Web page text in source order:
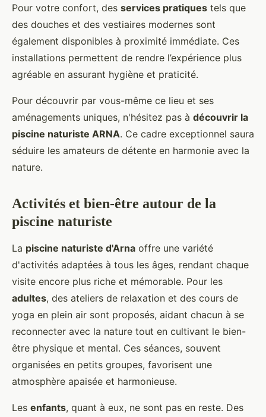
Pour votre confort, des services pratiques tels que
des douches et des vestiaires modernes sont
également disponibles à proximité immédiate. Ces
installations permettent de rendre l’expérience plus
agréable en assurant hygiène et praticité.
Pour découvrir par vous-même ce lieu et ses
aménagements uniques, n'hésitez pas à découvrir la
piscine naturiste ARNA. Ce cadre exceptionnel saura
séduire les amateurs de détente en harmonie avec la
nature.
Activités et bien-être autour de la
piscine naturiste
La piscine naturiste d'Arna offre une variété
d'activités adaptées à tous les âges, rendant chaque
visite encore plus riche et mémorable. Pour les
adultes, des ateliers de relaxation et des cours de
yoga en plein air sont proposés, aidant chacun à se
reconnecter avec la nature tout en cultivant le bien-
être physique et mental. Ces séances, souvent
organisées en petits groupes, favorisent une
atmosphère apaisée et harmonieuse.
Les enfants, quant à eux, ne sont pas en reste. Des